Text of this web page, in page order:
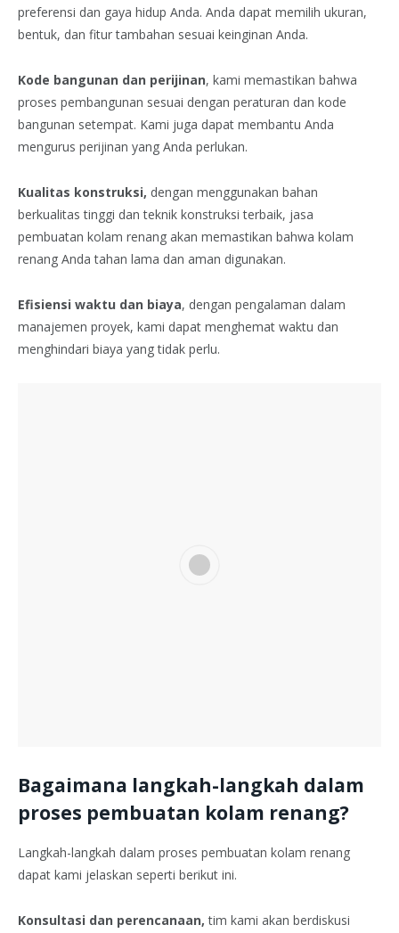
preferensi dan gaya hidup Anda. Anda dapat memilih ukuran,
bentuk, dan fitur tambahan sesuai keinginan Anda.
Kode bangunan dan perijinan, kami memastikan bahwa
proses pembangunan sesuai dengan peraturan dan kode
bangunan setempat. Kami juga dapat membantu Anda
mengurus perijinan yang Anda perlukan.
Kualitas konstruksi, dengan menggunakan bahan
berkualitas tinggi dan teknik konstruksi terbaik, jasa
pembuatan kolam renang akan memastikan bahwa kolam
renang Anda tahan lama dan aman digunakan.
Efisiensi waktu dan biaya, dengan pengalaman dalam
manajemen proyek, kami dapat menghemat waktu dan
menghindari biaya yang tidak perlu.
Bagaimana langkah-langkah dalam
proses pembuatan kolam renang?
Langkah-langkah dalam proses pembuatan kolam renang
dapat kami jelaskan seperti berikut ini.
Konsultasi dan perencanaan, tim kami akan berdiskusi